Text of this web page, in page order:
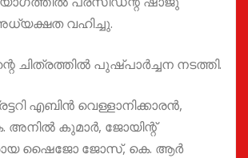
വഹിച്ചു.
ചിത്രത്തിൽ പുഷ്പാർച്ചന നടത്തി.
എബിൻ വെള്ളാനിക്കാരൻ,
അനിൽ കുമാർ, ജോയിന്റ്
ഷൈജോ ജോസ്, കെ. ആർ